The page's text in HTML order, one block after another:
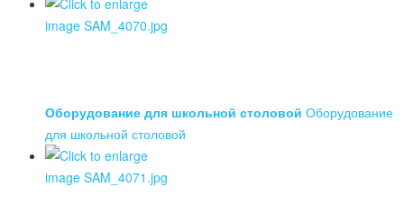
Оборудование для школьной столовой Оборудование
для школьной столовой